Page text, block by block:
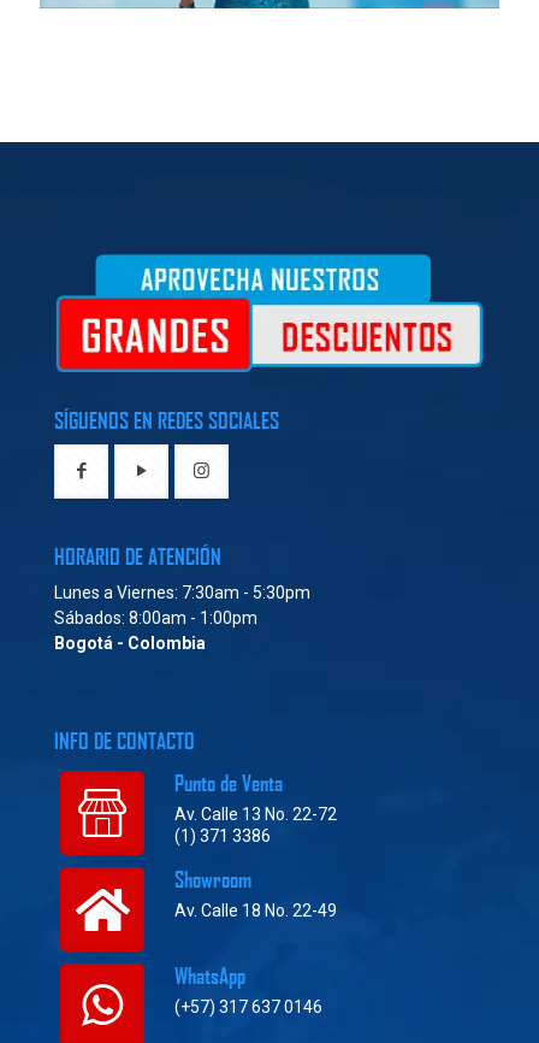
SÍGUENOS EN REDES SOCIALES
HORARIO DE ATENCIÓN
Lunes a Viernes: 7:30am - 5:30pm
Sábados: 8:00am - 1:00pm
Bogotá - Colombia
INFO DE CONTACTO
Punto de Venta
Av. Calle 13 No. 22-72
(1) 371 3386
Showroom
Av. Calle 18 No. 22-49
WhatsApp
(+57) 317 637 0146